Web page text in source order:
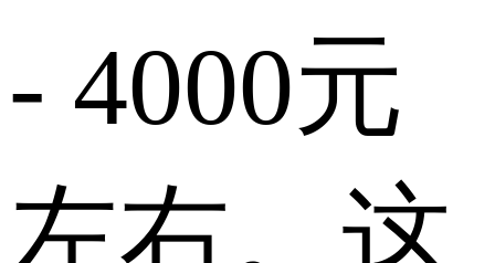
- 4000元
左右。这